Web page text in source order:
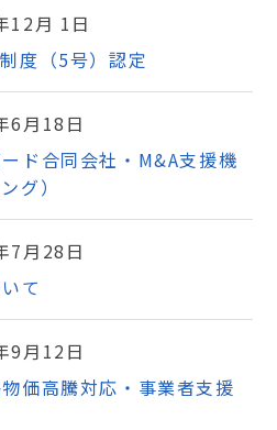
12月 1日
度（5号）認定
6月18日
ド合同会社・M&A支援機
グ）
7月28日
て
9月12日
価高騰対応・事業者支援